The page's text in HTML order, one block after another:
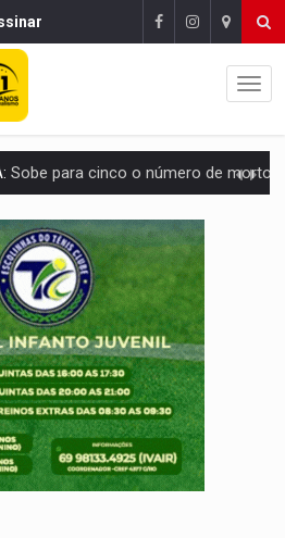
DE ARROZ:MPF assegura cumprimento da legislação sobre transporte
Sancionada lei contra violência sexual infantil na
Brasil e Rússia discutem energia nuclear, defesa e
Colisão entre caminhão e carro deixa quatro mortos e um em
Amazônia Negra ganha projeção nacional com participação de
Porto Velho tem chances de chuvas isoladas nesta
UNIDOS:Assembleia Geral delibera greve da educação
SELETIVO:Rondoniaovivo abre oficina de Comunicação com